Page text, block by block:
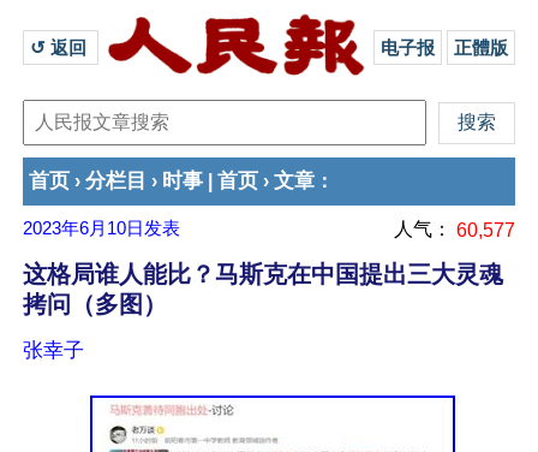
↺ 返回 电子报 正體版
首页 › 分栏目 › 时事 首页 › 文章 ：
2023年6月10日 发表 人气： 60,577
这格局谁人能比？马斯克在中国提出三大灵魂
拷问（多图）
张幸子